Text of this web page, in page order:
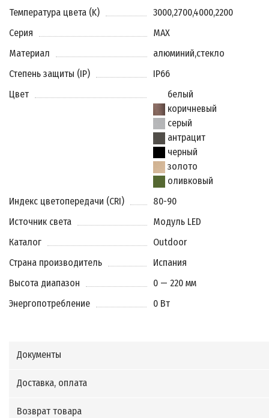
Температура цвета (K) 3000,2700,4000,2200
Серия
MAX
Материал
алюминий,стекло
Степень защиты (IP)
IP66
Цвет
белый
коричневый
серый
антрацит
черный
золото
оливковый
Индекс цветопередачи (CRI)
80-90
Источник света
Модуль LED
Каталог
Outdoor
Страна производитель
Испания
Высота диапазон
0 — 220 мм
Энергопотребление
0 Вт
Документы
Доставка, оплата
Возврат товара